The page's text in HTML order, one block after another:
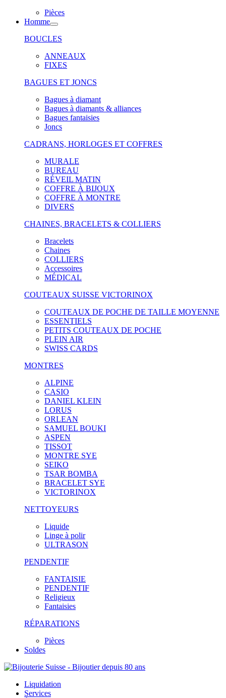
Pièces
Homme
BOUCLES
ANNEAUX
FIXES
BAGUES ET JONCS
Bagues à diamant
Bagues à diamants & alliances
Bagues fantaisies
Joncs
CADRANS, HORLOGES ET COFFRES
MURALE
BUREAU
RÉVEIL MATIN
COFFRE À BIJOUX
COFFRE À MONTRE
DIVERS
CHAINES, BRACELETS & COLLIERS
Bracelets
Chaines
COLLIERS
Accessoires
MÉDICAL
COUTEAUX SUISSE VICTORINOX
COUTEAUX DE POCHE DE TAILLE MOYENNE
ESSENTIELS
PETITS COUTEAUX DE POCHE
PLEIN AIR
SWISS CARDS
MONTRES
ALPINE
CASIO
DANIEL KLEIN
LORUS
ORLEAN
SAMUEL BOUKI
ASPEN
TISSOT
MONTRE SYE
SEIKO
TSAR BOMBA
BRACELET SYE
VICTORINOX
NETTOYEURS
Liquide
Linge à polir
ULTRASON
PENDENTIF
FANTAISIE
PENDENTIF
Religieux
Fantaisies
RÉPARATIONS
Pièces
Soldes
Liquidation
Services